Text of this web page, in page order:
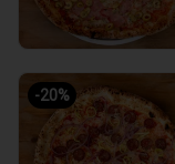
-20%